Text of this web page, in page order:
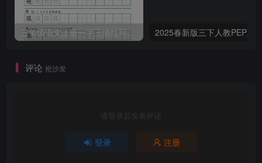
三年级语文上册一字三描红写字表字帖
评论 抢沙发
请登录后发表评论
登录 注册